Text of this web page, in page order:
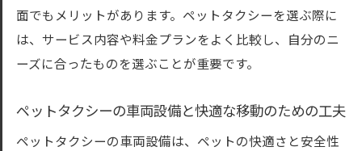
面でもメリットがあります。ペットタクシーを選ぶ際に
は、サービス内容や料金プランをよく比較し、自分のニ
ーズに合ったものを選ぶことが重要です。
ペットタクシーの車両設備と快適な移動のための工夫
ペットタクシーの車両設備は、ペットの快適さと安全性